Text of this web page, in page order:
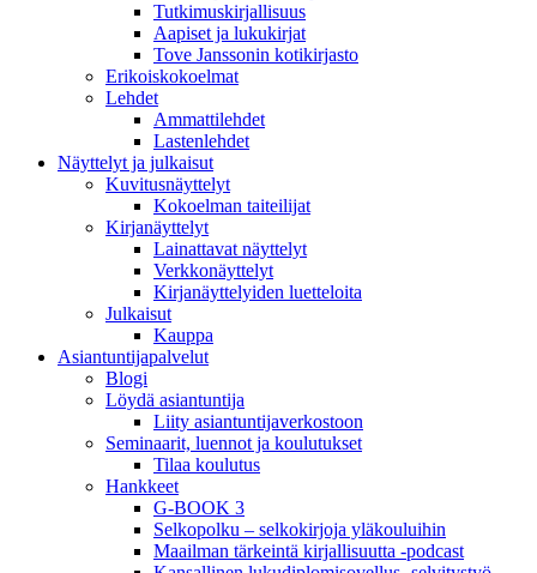
Tutkimuskirjallisuus
Aapiset ja lukukirjat
Tove Janssonin kotikirjasto
Erikoiskokoelmat
Lehdet
Ammattilehdet
Lastenlehdet
Näyttelyt ja julkaisut
Kuvitusnäyttelyt
Kokoelman taiteilijat
Kirjanäyttelyt
Lainattavat näyttelyt
Verkkonäyttelyt
Kirjanäyttelyiden luetteloita
Julkaisut
Kauppa
Asiantuntija­palvelut
Blogi
Löydä asiantuntija
Liity asiantuntijaverkostoon
Seminaarit, luennot ja koulutukset
Tilaa koulutus
Hankkeet
G-BOOK 3
Selkopolku – selkokirjoja yläkouluihin
Maailman tärkeintä kirjallisuutta -podcast